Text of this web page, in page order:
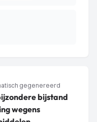
gegenereerd
bijstand
wegens